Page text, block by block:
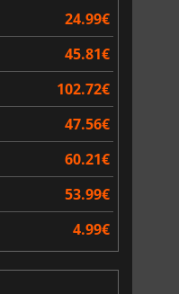
24.99€
45.81€
102.72€
47.56€
60.21€
53.99€
4.99€